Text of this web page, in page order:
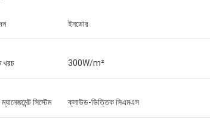
ইনডোর
খরচ 300W/m²
ম্যানেজমেন্ট সিস্টেম ক্লাউড-ভিত্তিক সিএমএস